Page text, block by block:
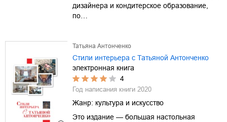
дизайнера и кондитерское образование,
по…
Татьяна Антонченко
Стили интерьера с Татьяной Антонченко
электронная книга
4
Год написания книги 2020
Жанр: культура и искусство
Это издание — большая настольная